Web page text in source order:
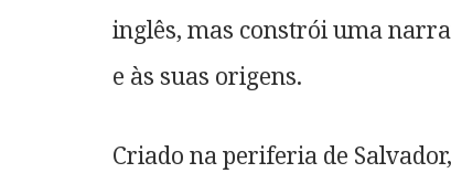
inglês, mas constrói uma
e às suas origens.
Criado na periferia de